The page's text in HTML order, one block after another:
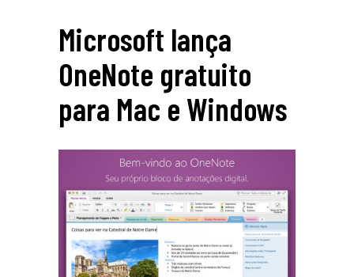
Microsoft lança
OneNote gratuito
para Mac e Windows